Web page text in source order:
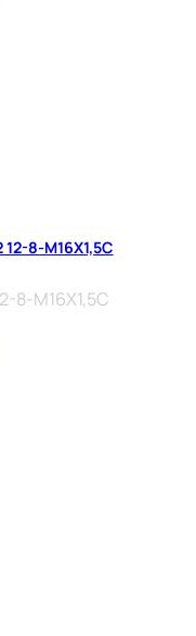
9422 12-8-M16X1,5C
8-M16X1,5C